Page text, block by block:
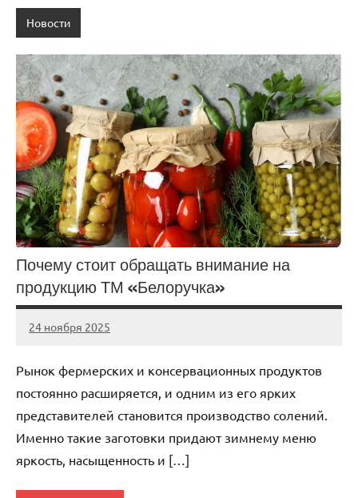
Новости
Почему стоит обращать внимание на
продукцию ТМ «Белоручка»
24 ноября 2025
Avtor
Нет
Рынок фермерских и консервационных продуктов
постоянно расширяется, и одним из его ярких
представителей становится производство солений.
Именно такие заготовки придают зимнему меню
яркость, насыщенность и […]